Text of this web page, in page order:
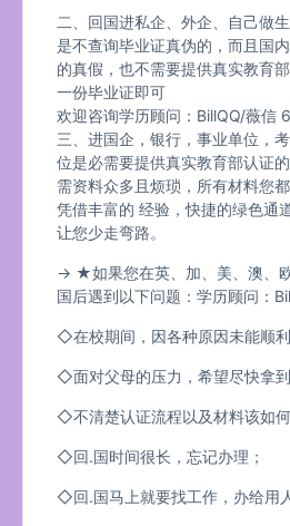
二、回国进私企、外企、自己做
是不查询毕业证真伪的，而且国
的真假，也不需要提供真实教育
一份毕业证即可
欢迎咨询学历顾问：BillQQ/薇信
三、进国企，银行，事业单位，
位是必需要提供真实教育部认证
需资料众多且烦琐，所有材料您
凭借丰富的 经验，快捷的绿色通
让您少走弯路。
→ ★如果您在英、加、美、澳、
国后遇到以下问题：学历顾问：
◇在校期间，因各种原因未能顺
◇面对父母的压力，希望尽快拿到
◇不清楚认证流程以及材料该如何
◇回.国时间很长，忘记办理；
◇回.国马上就要找工作，办给